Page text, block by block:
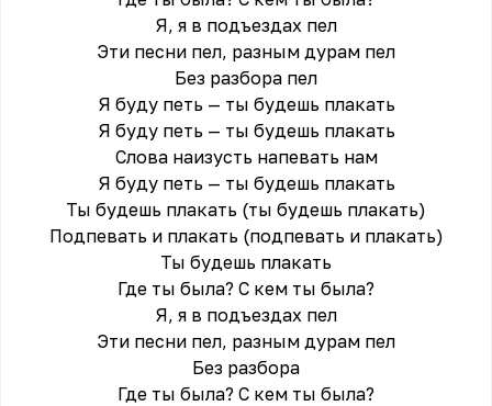
Я, я в подъездах пел
Эти песни пел, разным дурам пел
Без разбора пел
Я буду петь — ты будешь плакать
Я буду петь — ты будешь плакать
Слова наизусть напевать нам
Я буду петь — ты будешь плакать
Ты будешь плакать (ты будешь плакать)
Подпевать и плакать (подпевать и плакать)
Ты будешь плакать
Где ты была? С кем ты была?
Я, я в подъездах пел
Эти песни пел, разным дурам пел
Без разбора
Где ты была? С кем ты была?